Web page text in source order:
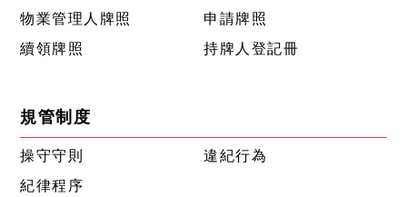
物業管理人牌照
申請牌照
續領牌照
持牌人登記冊
規管制度
操守守則
違紀行為
紀律程序